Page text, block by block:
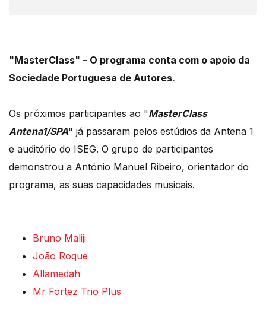
"MasterClass" – O programa conta com o apoio da
Sociedade Portuguesa de Autores.
Os próximos participantes ao "MasterClass
Antena1/SPA" já passaram pelos estúdios da Antena 1
e auditório do ISEG. O grupo de participantes
demonstrou a António Manuel Ribeiro, orientador do
programa, as suas capacidades musicais.
Bruno Maliji
João Roque
Allamedah
Mr Fortez Trio Plus